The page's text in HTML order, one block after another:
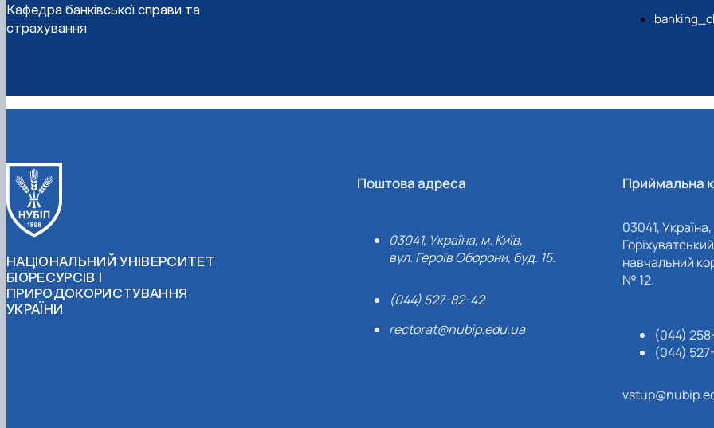
Кафедра банківської справи та
страхування
НАЦІОНАЛЬНИЙ УНІВЕРСИТЕТ
БІОРЕСУРСІВ І
ПРИРОДОКОРИСТУВАННЯ
УКРАЇНИ
Поштова адреса
03041, Україна, м. Київ,
вул. Героїв Оборони, буд. 15.
(044) 527-82-42
rectorat@nubip.edu.ua
Приймальна
03041,
навчальний
№ 12.
(044)
(044)